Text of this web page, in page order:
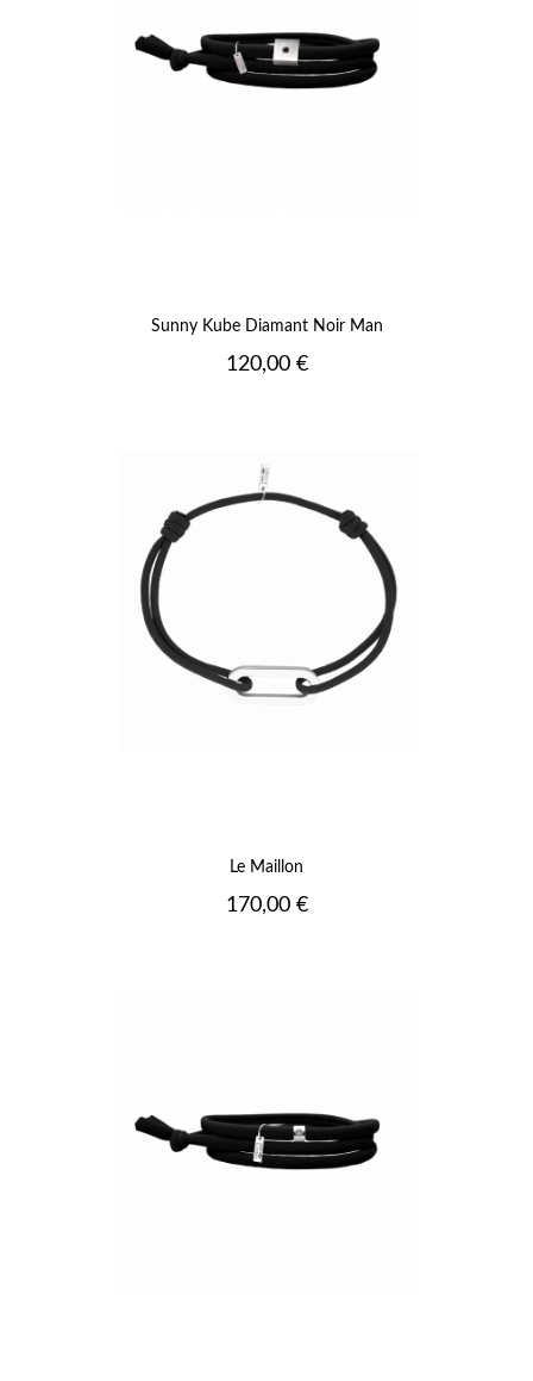
Sunny Kube Diamant Noir Man
Prix
120,00 €
Le Maillon
Prix
170,00 €